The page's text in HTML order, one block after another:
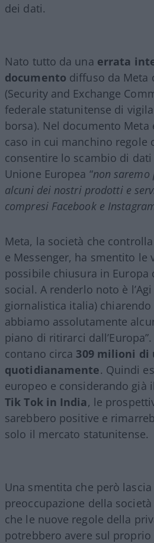
dei dati.
Nato tutto da una errata
documento diffuso da Meta
(Security and Exchange
federale statunitense di
borsa). Nel documento Meta
caso in cui manchino regole
consentire lo scambio di
Unione Europea “non
alcuni dei nostri prodotti e
compresi Facebook e
Meta, la società che
e Messenger, ha smentito le
possibile chiusura in Europa
social. A renderlo noto è l’Agi
giornalistica italia) chiarendo
abbiamo assolutamente
piano di ritirarci
contano circa 309 milioni di
quotidianamente. Quindi
europeo e considerando già
Tik Tok in India, le
sarebbero positive e
solo il mercato statunitense.
Una smentita che però
preoccupazione della
che le nuove regole della
potrebbero avere sul